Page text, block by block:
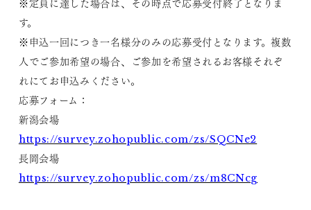
※定員に達した場合は、その時点で応募受付終了となりま
す。
※申込一回につき一名様分のみの応募受付となります。複数
人でご参加希望の場合、ご参加を希望されるお客様それぞ
れにてお申込みください。
応募フォーム：
新潟会場
https://survey.zohopublic.com/zs/SQCNe2
長岡会場
https://survey.zohopublic.com/zs/m8CNcg